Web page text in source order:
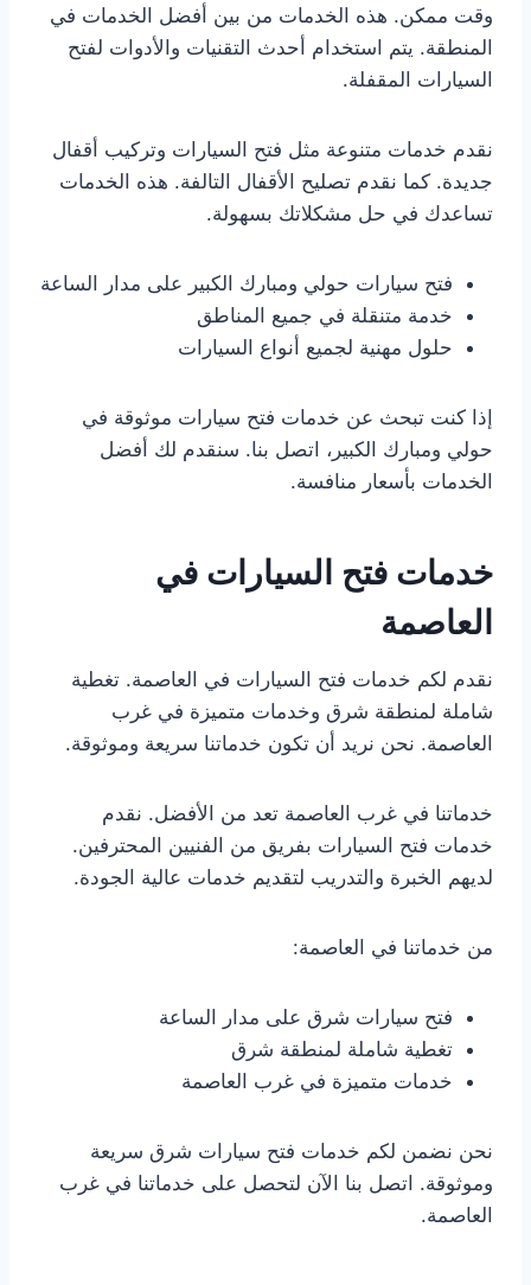
وقت ممكن. هذه الخدمات من بين أفضل الخدمات في
المنطقة. يتم استخدام أحدث التقنيات والأدوات لفتح
السيارات المقفلة.
نقدم خدمات متنوعة مثل فتح السيارات وتركيب أقفال
جديدة. كما نقدم تصليح الأقفال التالفة. هذه الخدمات
تساعدك في حل مشكلاتك بسهولة.
فتح سيارات حولي ومبارك الكبير على مدار الساعة
خدمة متنقلة في جميع المناطق
حلول مهنية لجميع أنواع السيارات
إذا كنت تبحث عن خدمات فتح سيارات موثوقة في
حولي ومبارك الكبير، اتصل بنا. سنقدم لك أفضل
الخدمات بأسعار منافسة.
خدمات فتح السيارات في
العاصمة
نقدم لكم خدمات فتح السيارات في العاصمة. تغطية
شاملة لمنطقة شرق وخدمات متميزة في غرب
العاصمة. نحن نريد أن تكون خدماتنا سريعة وموثوقة.
خدماتنا في غرب العاصمة تعد من الأفضل. نقدم
خدمات فتح السيارات بفريق من الفنيين المحترفين.
لديهم الخبرة والتدريب لتقديم خدمات عالية الجودة.
من خدماتنا في العاصمة:
فتح سيارات شرق على مدار الساعة
تغطية شاملة لمنطقة شرق
خدمات متميزة في غرب العاصمة
نحن نضمن لكم خدمات فتح سيارات شرق سريعة
وموثوقة. اتصل بنا الآن لتحصل على خدماتنا في غرب
العاصمة.